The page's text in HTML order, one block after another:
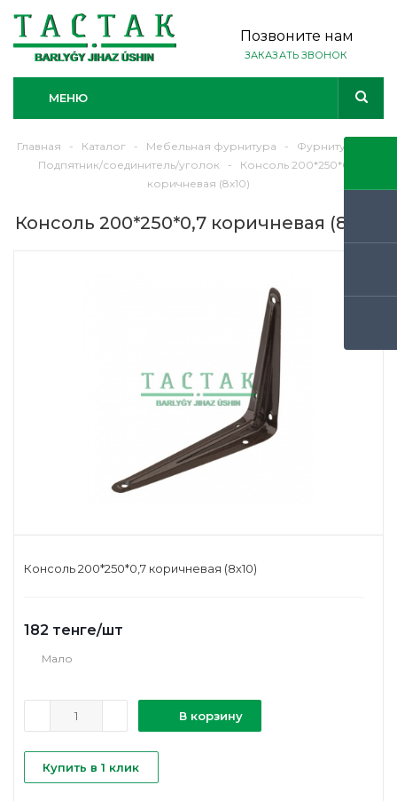
Позвоните нам
ЗАКАЗАТЬ ЗВОНОК
МЕНЮ
Главная - Каталог - Мебельная фурнитура - Фурнитура
Подпятник/соединитель/уголок
-
Консоль 200*250*0,7
коричневая (8х10)
Консоль 200*250*0,7 коричневая (8х10)
Консоль 200*250*0,7 коричневая (8х10)
182 тенге/шт
Мало
В корзину
Купить в 1 клик